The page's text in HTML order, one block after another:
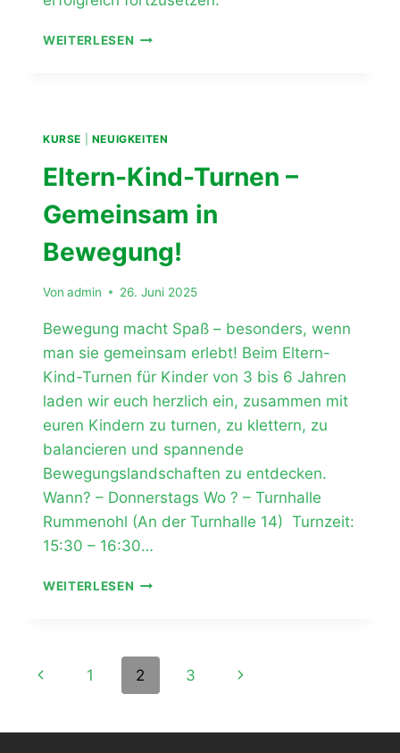
WEITERLESEN ERFOLGREICHE
KURSE NEUIGKEITEN
Eltern-Kind-Turnen –
Gemeinsam in
Bewegung!
Von admin 26. Juni 2025
Bewegung macht Spaß – besonders, wenn
man sie gemeinsam erlebt! Beim Eltern-
Kind-Turnen für Kinder von 3 bis 6 Jahren
laden wir euch herzlich ein, zusammen mit
euren Kindern zu turnen, zu klettern, zu
balancieren und spannende
Bewegungslandschaften zu entdecken.
Wann? – Donnerstags Wo ? – Turnhalle
Rummenohl (An der Turnhalle 14) Turnzeit:
15:30 – 16:30…
WEITERLESEN ELTERN-
GEMEINSAM
IN
BEWEGUNG!
Seitennavigation
Vorherige
1 2 3
Nächste